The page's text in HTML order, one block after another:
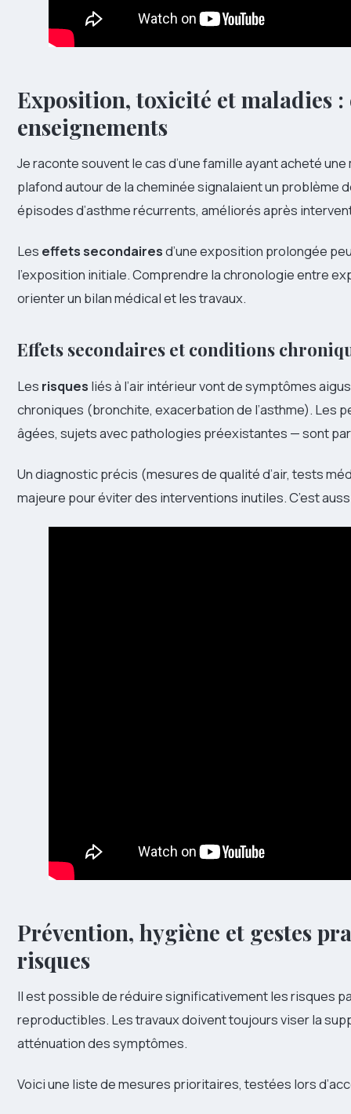
Exposition,toxicité etmaladies :
enseignements
Je raconte souvent le cas d’une famille ayant acheté
plafond autour de la cheminée signalaient un problème
épisodes d’asthme récurrents, améliorés après
Les effets secondairesd’une exposition prolongée
l’exposition initiale. Comprendre la chronologie entre
orienter un bilan médical et les travaux.
Effets secondaires et conditions
Les risques liés à l’air intérieur vont de symptômes
chroniques (bronchite, exacerbation de l’asthme). Les
âgées, sujets avec pathologies préexistantes — sont
Un diagnostic précis (mesures de qualité d’air, tests
majeure pour éviter des interventions inutiles. C’est
Prévention, hygiène et gestes
risques
Il est possible de réduire significativement les risques
reproductibles. Les travaux doivent toujours viser la
atténuation des symptômes.
Voici une liste de mesures prioritaires, testées lors